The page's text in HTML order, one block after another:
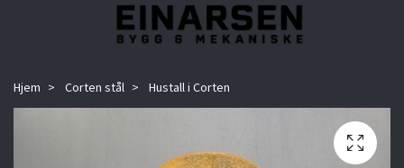
Hjem Corten stål Hustall i Corten